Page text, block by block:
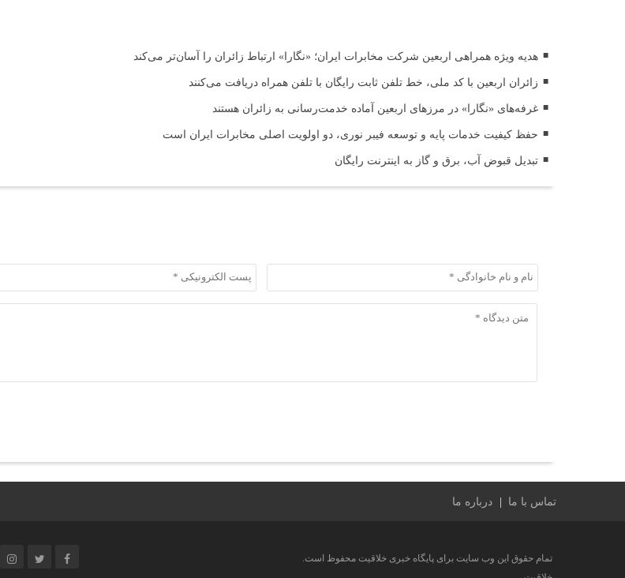
هدیه ویژه همراهی اربعین شرکت مخابرات ایران؛ «نگارا» ارتباط زائران را آسان‌تر می‌کند
زائران اربعین با کد ملی، خط تلفن ثابت رایگان با تلفن همراه دریافت می‌کنند
غرفه‌های «نگارا» در مرزهای اربعین آماده خدمت‌رسانی به زائران هستند
حفظ کیفیت خدمات پایه و توسعه فیبر نوری، دو اولویت اصلی مخابرات ایران است
تبدیل قبوض آب، برق و گاز به اینترنت رایگان
تماس با ما درباره ما
تمام حقوق این وب سایت برای پایگاه خبری خلاقیت محفوظ است.